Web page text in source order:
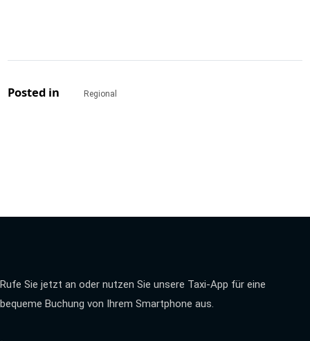
Posted in Regional
Rufe Sie jetzt an oder nutzen Sie unsere Taxi-App für eine
bequeme Buchung von Ihrem Smartphone aus.